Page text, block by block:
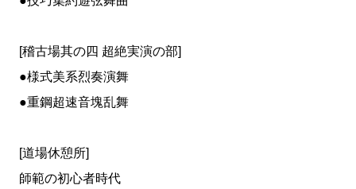
[稽古場其の四 超絶実演の部]
●様式美系烈奏演舞
●重鋼超速音塊乱舞
[道場休憩所]
師範の初心者時代